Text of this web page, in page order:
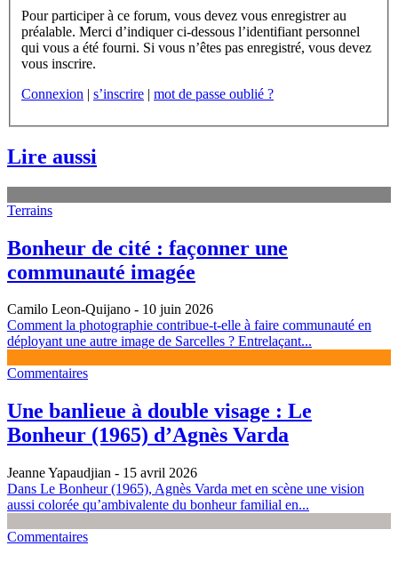
Pour participer à ce forum, vous devez vous enregistrer au
préalable. Merci d’indiquer ci-dessous l’identifiant personnel
qui vous a été fourni. Si vous n’êtes pas enregistré, vous devez
vous inscrire.
Connexion | s’inscrire | mot de passe oublié ?
Lire aussi
Terrains
Bonheur de cité : façonner une
communauté imagée
Camilo Leon-Quijano - 10 juin 2026
Comment la photographie contribue-t-elle à faire communauté en
déployant une autre image de Sarcelles ? Entrelaçant...
Commentaires
Une banlieue à double visage : Le
Bonheur (1965) d’Agnès Varda
Jeanne Yapaudjian - 15 avril 2026
Dans Le Bonheur (1965), Agnès Varda met en scène une vision
aussi colorée qu’ambivalente du bonheur familial en...
Commentaires